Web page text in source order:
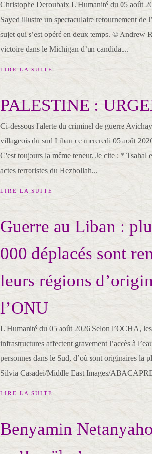
Christophe Deroubaix L'Humanité du 05 août
Sayed illustre un spectaculaire retournement de
sujet qui s’est opéré en deux temps. © Andrew
victoire dans le Michigan d’un candidat...
LIRE LA SUITE
PALESTINE :
Ci-dessous l'alerte du criminel de guerre
villageois du sud Liban ce mercredi 05 août
C'est toujours la même teneur. Je cite : * Tsahal
actes terroristes du Hezbollah...
LIRE LA SUITE
Guerre au Liban :
000 déplacés sont
leurs régions
l’ONU
L'Humanité du 05 août 2026 Selon l’OCHA, les
infrastructures affectent gravement l’accès à
personnes dans le Sud, d’où sont originaires la
Silvia Casadei/Middle East Images/
LIRE LA SUITE
Benyamin